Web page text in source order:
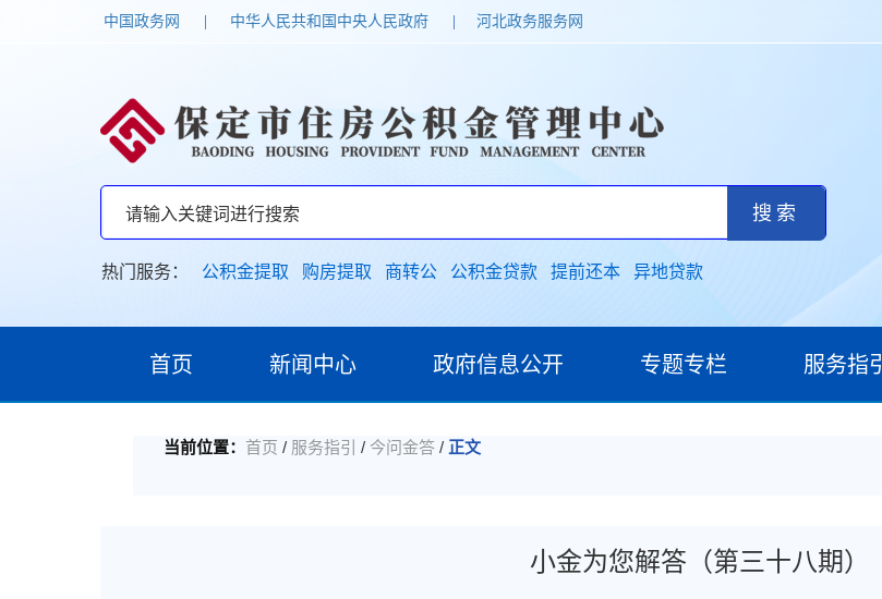
中国政务网 中华人民共和国中央人民政府 河北政务服务网
热门服务： 公积金提取 购房提取 商转公 公积金贷款 提前还本 异地贷款
首页 新闻中心 政府信息公开 专题专栏 服务指引
当前位置： 首页 / 服务指引 / 今问金答 / 正文
小金为您解答（第三十八期）